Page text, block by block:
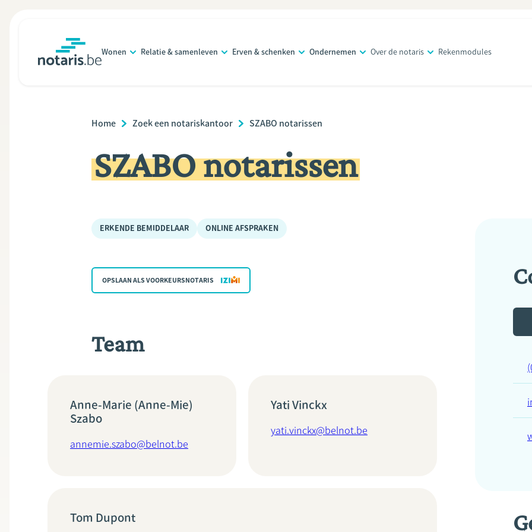
Wonen Relatie & samenleven Erven & schenken Ondernemen Over de notaris Rekenmodules
Breadcrumb
Home Zoek een notariskantoor SZABO notarissen
SZABO notarissen
ERKENDE BEMIDDELAAR ONLINE AFSPRAKEN
OPSLAAN ALS VOORKEURSNOTARIS
Team
Anne-Marie (Anne-Mie)
Szabo
annemie.szabo@belnot.be
Yati Vinckx
yati.vinckx@belnot.be
Tom Dupont